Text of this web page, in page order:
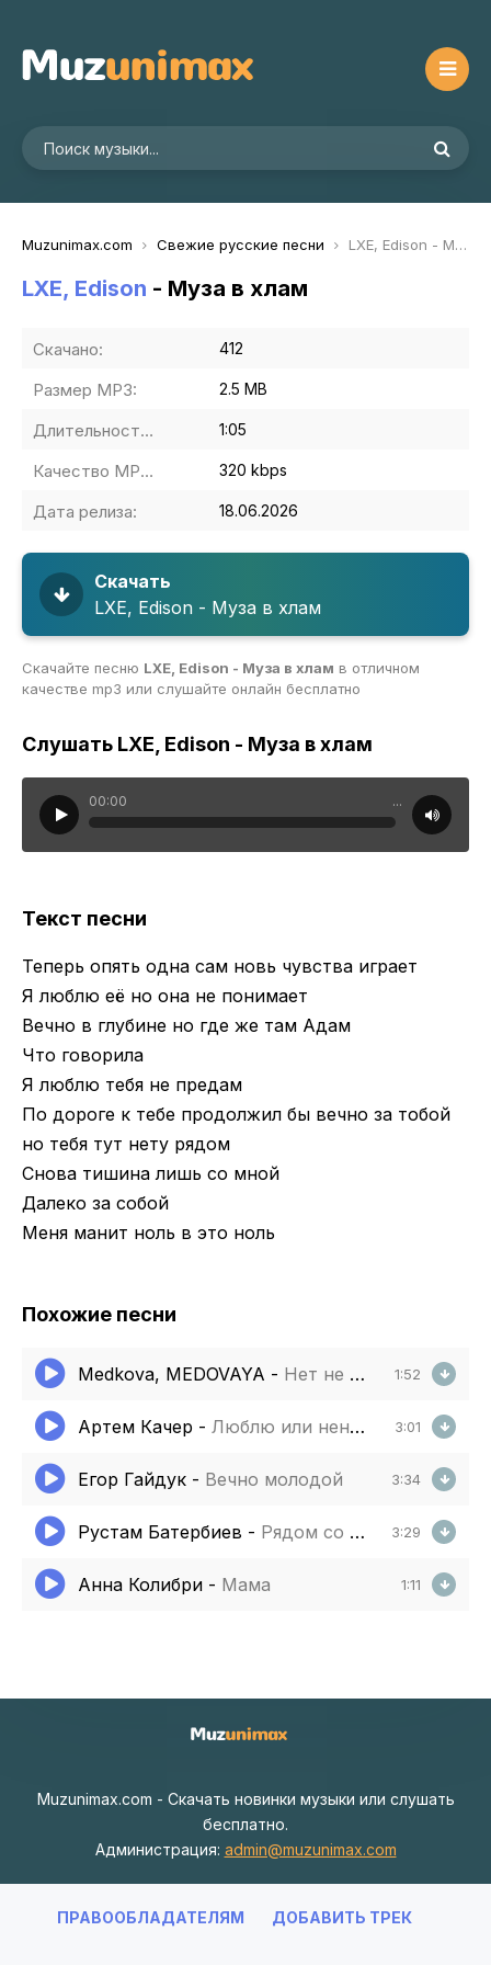
Muzunimax.com Свежие русские песни LXE, Edison - Муза в хлам
LXE, Edison - Муза в хлам
Скачано: 412
Размер MP3: 2.5 MB
Длительность MP3: 1:05
Качество MP3: 320 kbps
Дата релиза: 18.06.2026
Скачать
LXE, Edison - Муза в хлам
Скачайте песню LXE, Edison - Муза в хлам в отличном
качестве mp3 или слушайте онлайн бесплатно
Слушать LXE, Edison - Муза в хлам
00:00 ...
Текст песни
Теперь опять одна сам новь чувства играет
Я люблю её но она не понимает
Вечно в глубине но где же там Адам
Что говорила
Я люблю тебя не предам
По дороге к тебе продолжил бы вечно за тобой
но тебя тут нету рядом
Снова тишина лишь со мной
Далеко за собой
Меня манит ноль в это ноль
Похожие песни
Medkova, MEDOVAYA - Нет не тебя так пылко я люблю 1:52
Артем Качер - Люблю или ненавижу 3:01
Егор Гайдук - Вечно молодой 3:34
Рустам Батербиев - Рядом со мной 3:29
Анна Колибри - Мама 1:11
Muzunimax.com - Скачать новинки музыки или слушать
бесплатно.
Администрация: admin@muzunimax.com
ПРАВООБЛАДАТЕЛЯМ ДОБАВИТЬ ТРЕК